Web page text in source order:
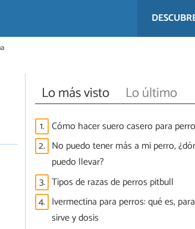
Lo más visto Lo último
1. Cómo hacer suero casero para
2. No puedo tener más a mi perro,
puedo llevar?
3. Tipos de razas de perros pitbull
4. Ivermectina para perros: qué es,
sirve y dosis